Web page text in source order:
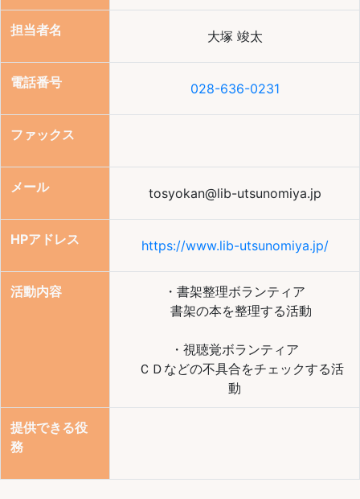
担当者名 大塚 竣太
電話番号 028-636-0231
ファックス
メール tosyokan@lib-utsunomiya.jp
HPアドレス https://www.lib-utsunomiya.jp/
活動内容
・書架整理ボランティア
書架の本を整理する活動
・視聴覚ボランティア
ＣＤなどの不具合をチェックする活
動
提供できる役
務